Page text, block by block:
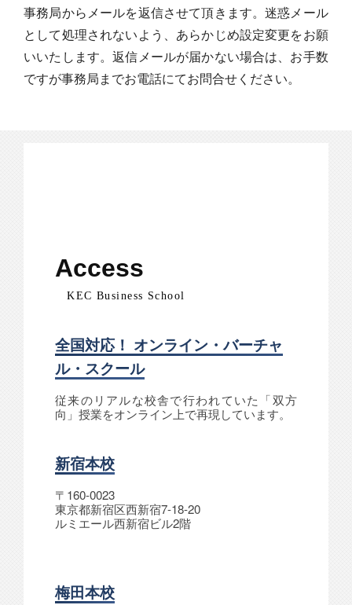
事務局からメールを返信させて頂きます。迷惑メール
として処理されないよう、あらかじめ設定変更をお願
いいたします。返信メールが届かない場合は、お手数
ですが事務局までお電話にてお問合せください。
Access
KEC Business School
全国対応！ オンライン・バーチャ
ル・スクール
従来のリアルな校舎で行われていた「双方
向」授業をオンライン上で再現しています。
新宿本校
〒160-0023
東京都新宿区西新宿7-18-20
ルミエール西新宿ビル2階
梅田本校